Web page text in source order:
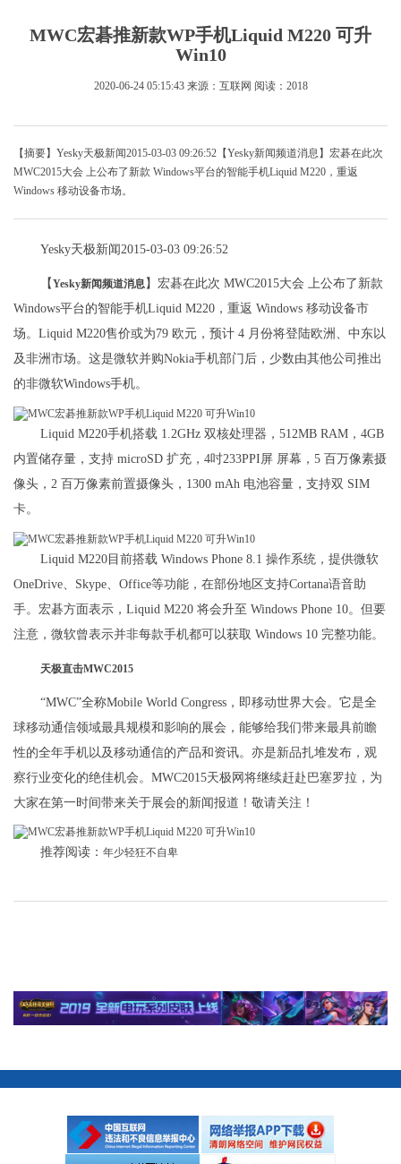
MWC宏碁推新款WP手机Liquid M220 可升
Win10
2020-06-24 05:15:43 来源：互联网 阅读：2018
【摘要】Yesky天极新闻2015-03-03 09:26:52【Yesky新闻频道消息】宏碁在此次
MWC2015大会 上公布了新款 Windows平台的智能手机Liquid M220，重返
Windows 移动设备市场。
Yesky天极新闻2015-03-03 09:26:52
【Yesky新闻频道消息】宏碁在此次 MWC2015大会 上公布了新款
Windows平台的智能手机Liquid M220，重返 Windows 移动设备市
场。Liquid M220售价或为79 欧元，预计 4 月份将登陆欧洲、中东以
及非洲市场。这是微软并购Nokia手机部门后，少数由其他公司推出
的非微软Windows手机。
Liquid M220手机搭载 1.2GHz 双核处理器，512MB RAM，4GB
内置储存量，支持 microSD 扩充，4吋233PPI屏 屏幕，5 百万像素摄
像头，2 百万像素前置摄像头，1300 mAh 电池容量，支持双 SIM
卡。
Liquid M220目前搭载 Windows Phone 8.1 操作系统，提供微软
OneDrive、Skype、Office等功能，在部份地区支持Cortana语音助
手。宏碁方面表示，Liquid M220 将会升至 Windows Phone 10。但要
注意，微软曾表示并非每款手机都可以获取 Windows 10 完整功能。
天极直击MWC2015
“MWC”全称Mobile World Congress，即移动世界大会。它是全
球移动通信领域最具规模和影响的展会，能够给我们带来最具前瞻
性的全年手机以及移动通信的产品和资讯。亦是新品扎堆发布，观
察行业变化的绝佳机会。MWC2015天极网将继续赶赴巴塞罗拉，为
大家在第一时间带来关于展会的新闻报道！敬请关注！
推荐阅读： 年少轻狂不自卑